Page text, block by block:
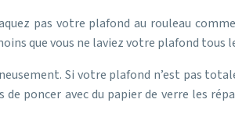
pas votre plafond au rouleau
que vous ne laviez votre plafond
Si votre plafond n’est pas
poncer avec du papier de verre les